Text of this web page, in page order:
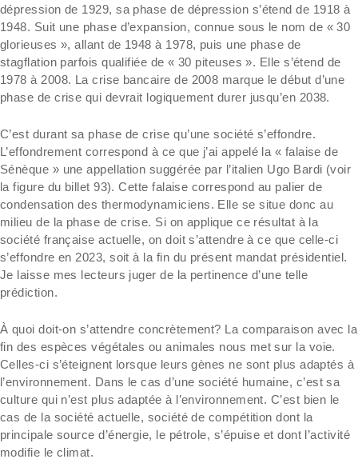
dépression de 1929, sa phase de dépression s’étend de 1918 à
1948. Suit une phase d’expansion, connue sous le nom de « 30
glorieuses », allant de 1948 à 1978, puis une phase de
stagflation parfois qualifiée de « 30 piteuses ». Elle s’étend de
1978 à 2008. La crise bancaire de 2008 marque le début d’une
phase de crise qui devrait logiquement durer jusqu’en 2038.
C’est durant sa phase de crise qu’une société s’effondre.
L’effondrement correspond à ce que j’ai appelé la « falaise de
Sénèque » une appellation suggérée par l’italien Ugo Bardi (voir
la figure du billet 93). Cette falaise correspond au palier de
condensation des thermodynamiciens. Elle se situe donc au
milieu de la phase de crise. Si on applique ce résultat à la
société française actuelle, on doit s’attendre à ce que celle-ci
s’effondre en 2023, soit à la fin du présent mandat présidentiel.
Je laisse mes lecteurs juger de la pertinence d’une telle
prédiction.
À quoi doit-on s’attendre concrètement? La comparaison avec la
fin des espèces végétales ou animales nous met sur la voie.
Celles-ci s’éteignent lorsque leurs gènes ne sont plus adaptés à
l’environnement. Dans le cas d’une société humaine, c’est sa
culture qui n’est plus adaptée à l’environnement. C’est bien le
cas de la société actuelle, société de compétition dont la
principale source d’énergie, le pétrole, s’épuise et dont l’activité
modifie le climat.